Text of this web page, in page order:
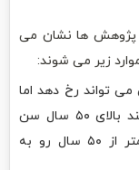
پژوهش ها نشان می
زیر می شوند:
تواند رخ دهد اما
بیشتر کسانی که گرفتار این بیماری هستند بالای ۵۰ سال سن
دارند. شوربختانه شمار بیماران با سن کمتر از ۵۰ سال رو به